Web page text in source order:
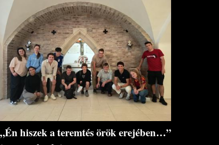
„Én hiszek a teremtés örök erejében…”